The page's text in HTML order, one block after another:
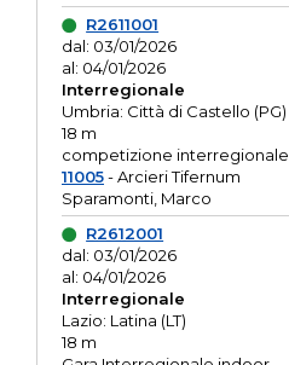
R2611001
dal: 03/01/2026
al: 04/01/2026
Interregionale
Umbria: Città di Castello (PG)
18 m
competizione interregionale
11005- Arcieri Tifernum
Sparamonti, Marco
R2612001
dal: 03/01/2026
al: 04/01/2026
Interregionale
Lazio: Latina (LT)
18 m